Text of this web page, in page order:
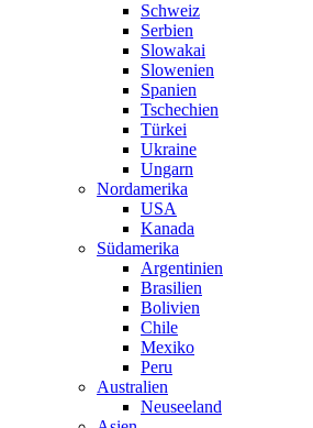
Schweiz
Serbien
Slowakai
Slowenien
Spanien
Tschechien
Türkei
Ukraine
Ungarn
Nordamerika
USA
Kanada
Südamerika
Argentinien
Brasilien
Bolivien
Chile
Mexiko
Peru
Australien
Neuseeland